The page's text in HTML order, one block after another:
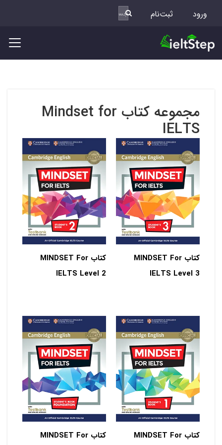
ورود ثبت‌نام
مجموعه کتاب Mindset for
IELTS
کتاب MINDSET For
IELTS Level 3
کتاب MINDSET For
IELTS Level 2
کتاب MINDSET For کتاب MINDSET For